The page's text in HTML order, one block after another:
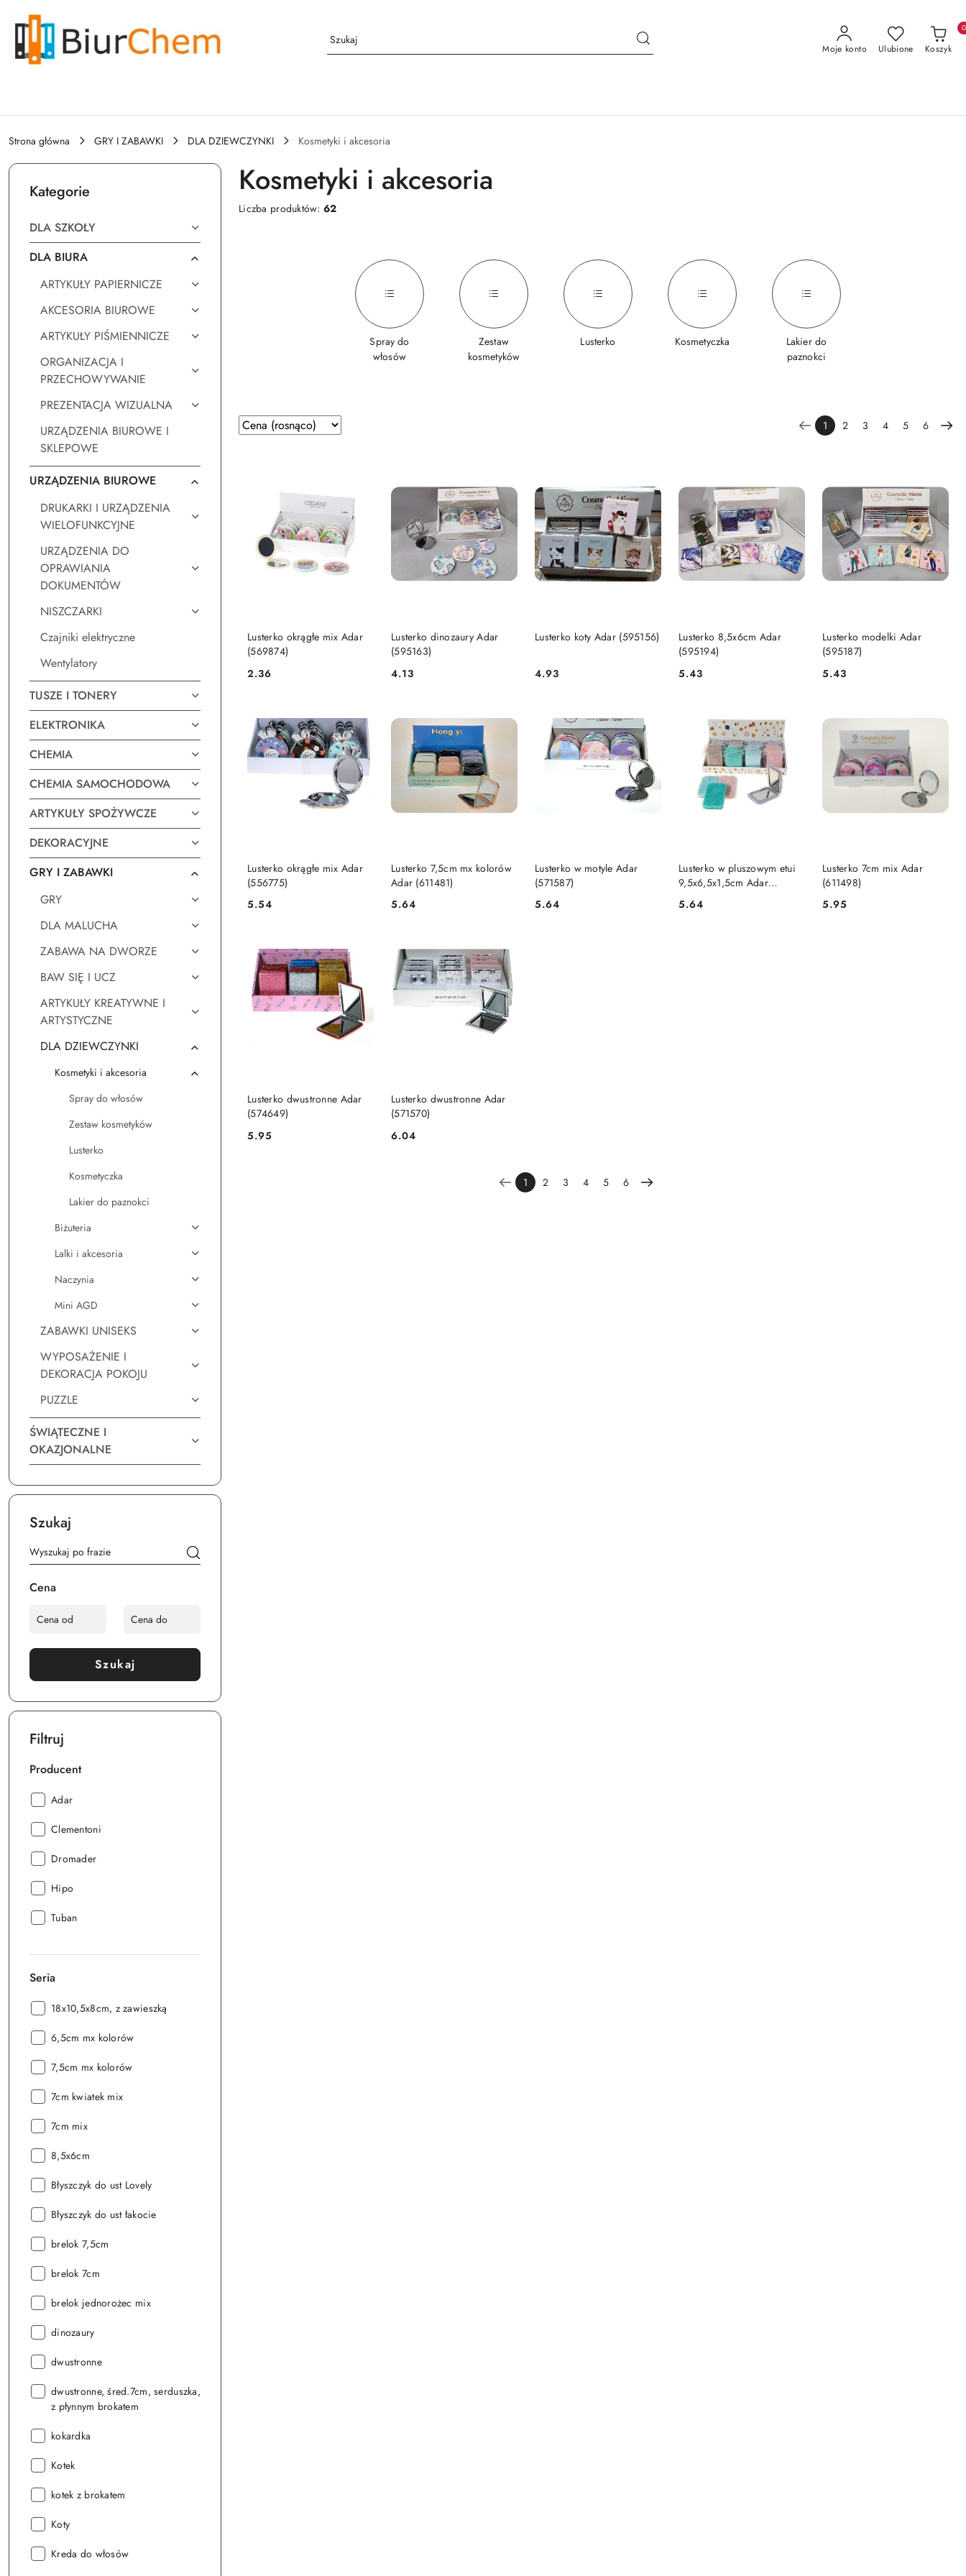
Przejdź do treści głównej
Przejdź do wyszukiwarki
Przejdź do moje konto
Przejdź do menu głównego
Przejdź do stopki
Moje konto Ulubione Koszyk
0
Strona główna GRY I ZABAWKI DLA DZIEWCZYNKI Kosmetyki i akcesoria
Kategorie
DLA SZKOŁY
DLA BIURA
ARTYKUŁY PAPIERNICZE
AKCESORIA BIUROWE
ARTYKUŁY PIŚMIENNICZE
ORGANIZACJA I
PRZECHOWYWANIE
PREZENTACJA WIZUALNA
URZĄDZENIA BIUROWE I
SKLEPOWE
URZĄDZENIA BIUROWE
DRUKARKI I URZĄDZENIA
WIELOFUNKCYJNE
URZĄDZENIA DO
OPRAWIANIA
DOKUMENTÓW
NISZCZARKI
Czajniki elektryczne
Wentylatory
TUSZE I TONERY
ELEKTRONIKA
CHEMIA
CHEMIA SAMOCHODOWA
ARTYKUŁY SPOŻYWCZE
DEKORACYJNE
GRY I ZABAWKI
GRY
DLA MALUCHA
ZABAWA NA DWORZE
BAW SIĘ I UCZ
ARTYKUŁY KREATYWNE I
ARTYSTYCZNE
DLA DZIEWCZYNKI
Kosmetyki i akcesoria
Spray do włosów
Zestaw kosmetyków
Lusterko
Kosmetyczka
Lakier do paznokci
Biżuteria
Lalki i akcesoria
Naczynia
Mini AGD
ZABAWKI UNISEKS
WYPOSAŻENIE I
DEKORACJA POKOJU
PUZZLE
ŚWIĄTECZNE I
OKAZJONALNE
Szukaj
Cena
Szukaj
Filtruj
Producent
Producent:
Adar
Producent:
Clementoni
Producent:
Dromader
Producent:
Hipo
Producent:
Tuban
Seria
Seria:
18x10,5x8cm, z zawieszką
Seria:
6,5cm mx kolorów
Seria:
7,5cm mx kolorów
Seria:
7cm kwiatek mix
Seria:
7cm mix
Seria:
8,5x6cm
Seria:
Błyszczyk do ust Lovely
Seria:
Błyszczyk do ust łakocie
Seria:
brelok 7,5cm
Seria:
brelok 7cm
Seria:
brelok jednorożec mix
Seria:
dinozaury
Seria:
dwustronne
Seria:
dwustronne, śred.7cm, serduszka,
z płynnym brokatem
Seria:
kokardka
Seria:
Kotek
Seria:
kotek z brokatem
Seria:
Koty
Seria:
Kreda do włosów
Kosmetyki i akcesoria
Liczba produktów:62
Spray do
włosów
Zestaw
kosmetyków
Lusterko Kosmetyczka
Lakier do
paznokci
Zastosowano
sortowanie:
Sortuj
według
1 2 3 4 5 6
Lusterko okrągłe mix Adar
(569874)
Cena:
2.36
DO KOSZYKA
Lusterko dinozaury Adar
(595163)
Cena:
4.13
DO KOSZYKA Lusterko koty Adar (595156)
Cena:
4.93
DO KOSZYKA
Lusterko 8,5x6cm Adar
(595194)
Cena:
5.43
DO KOSZYKA
Lusterko modelki Adar
(595187)
Cena:
5.43
DO KOSZYKA
Lusterko okrągłe mix Adar
(556775)
Cena:
5.54
DO KOSZYKA
Lusterko 7,5cm mx kolorów
Adar (611481)
Cena:
5.64
DO KOSZYKA
Lusterko w motyle Adar
(571587)
Cena:
5.64
DO KOSZYKA
Lusterko w pluszowym etui
9,5x6,5x1,5cm Adar
Cena:
5.64
DO KOSZYKA
Lusterko 7cm mix Adar
(611498)
Cena:
5.95
DO KOSZYKA
Lusterko dwustronne Adar
(574649)
Cena:
5.95
DO KOSZYKA
Lusterko dwustronne Adar
(571570)
Cena:
6.04
DO KOSZYKA
1 2 3 4 5 6